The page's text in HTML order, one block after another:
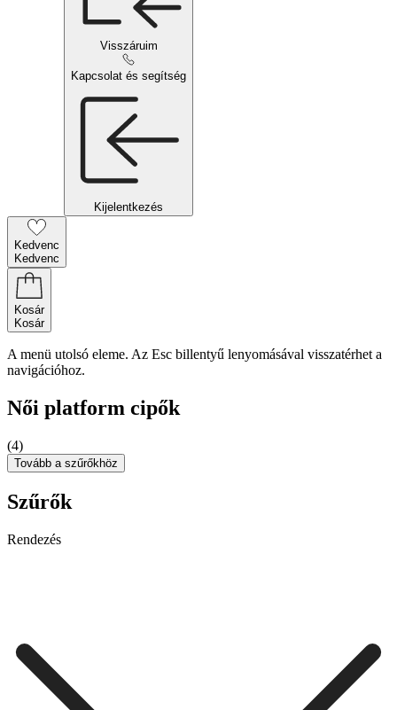
Visszáruim
Kapcsolat és segítség
Kijelentkezés
Kedvenc
Kedvenc
Kosár
Kosár
A menü utolsó eleme. Az Esc billentyű lenyomásával visszatérhet a
navigációhoz.
Női platform cipők
(4)
Tovább a szűrőkhöz
Szűrők
Rendezés